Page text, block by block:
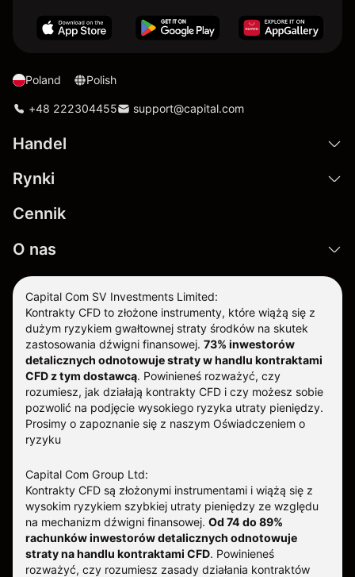
Poland Polish
+48 222304455 support@capital.com
Handel
Rynki
Cennik
O nas
Capital Com SV Investments Limited:
Kontrakty CFD to złożone instrumenty, które wiążą się z
dużym ryzykiem gwałtownej straty środków na skutek
zastosowania dźwigni finansowej. 73% inwestorów
detalicznych odnotowuje straty w handlu kontraktami
CFD z tym dostawcą. Powinieneś rozważyć, czy
rozumiesz, jak działają kontrakty CFD i czy możesz sobie
pozwolić na podjęcie wysokiego ryzyka utraty pieniędzy.
Prosimy o zapoznanie się z naszym Oświadczeniem o
ryzyku
Capital Com Group Ltd:
Kontrakty CFD są złożonymi instrumentami i wiążą się z
wysokim ryzykiem szybkiej utraty pieniędzy ze względu
na mechanizm dźwigni finansowej. Od 74 do 89%
rachunków inwestorów detalicznych odnotowuje
straty na handlu kontraktami CFD. Powinieneś
rozważyć, czy rozumiesz zasady działania kontraktów